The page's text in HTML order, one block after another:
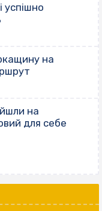
успішно
на
на
для себе